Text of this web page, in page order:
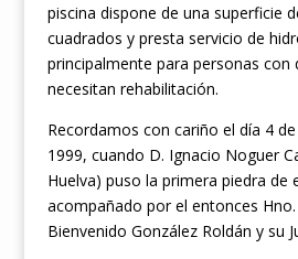
piscina dispone de una superficie
cuadrados y presta servicio de
principalmente para personas con
necesitan rehabilitación.
Recordamos con cariño el día 4
1999, cuando D. Ignacio Noguer
Huelva) puso la primera piedra de
acompañado por el entonces
Bienvenido González Roldán y su